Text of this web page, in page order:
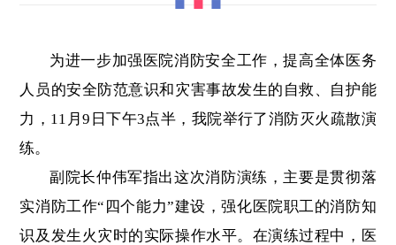
为进一步加强医院消防安全工作，提高全体医务
人员的安全防范意识和灾害事故发生的自救、自护能
力，11月9日下午3点半，我院举行了消防灭火疏散演
练。
副院长仲伟军指出这次消防演练，主要是贯彻落
实消防工作“四个能力”建设，强化医院职工的消防知
识及发生火灾时的实际操作水平。在演练过程中，医